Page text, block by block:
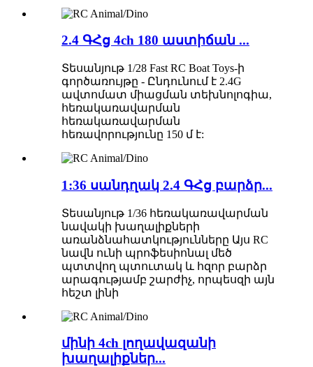
2.4 ԳՀց 4ch 180 աստիճան ...
Տեսանյութ 1/28 Fast RC Boat Toys-ի
գործառույթը - Ընդունում է 2.4G
ավտոմատ միացման տեխնոլոգիա,
հեռակառավարման
հեռակառավարման
հեռավորությունը 150 մ է:
1:36 սանդղակ 2.4 ԳՀց բարձր...
Տեսանյութ 1/36 հեռակառավարման
նավակի խաղալիքների
առանձնահատկությունները Այս RC
նավն ունի պրոֆեսիոնալ մեծ
պտտվող պտուտակ և հզոր բարձր
արագությամբ շարժիչ, որպեսզի այն
հեշտ լինի
մինի 4ch լողավազանի
խաղալիքներ...